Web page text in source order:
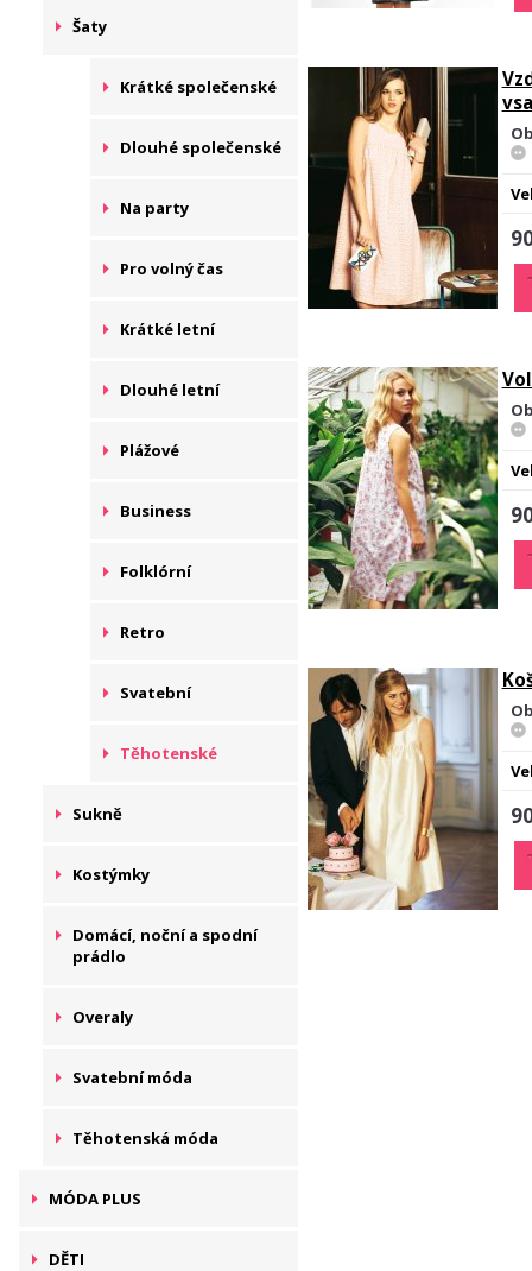
Šaty
Krátké společenské
Dlouhé společenské
Na party
Pro volný čas
Krátké letní
Dlouhé letní
Plážové
Business
Folklórní
Retro
Svatební
Těhotenské
Sukně
Kostýmky
Domácí, noční a spodní
prádlo
Overaly
Svatební móda
Těhotenská móda
MÓDA PLUS
DĚTI